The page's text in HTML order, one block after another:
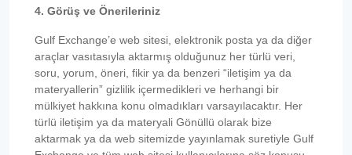
4. Görüş ve Önerileriniz
Gulf Exchange’e web sitesi, elektronik posta ya da diğer
araçlar vasıtasıyla aktarmış olduğunuz her türlü veri,
soru, yorum, öneri, fikir ya da benzeri “iletişim ya da
materyallerin” gizlilik içermedikleri ve herhangi bir
mülkiyet hakkına konu olmadıkları varsayılacaktır. Her
türlü iletişim ya da materyali Gönüllü olarak bize
aktarmak ya da web sitemizde yayınlamak suretiyle Gulf